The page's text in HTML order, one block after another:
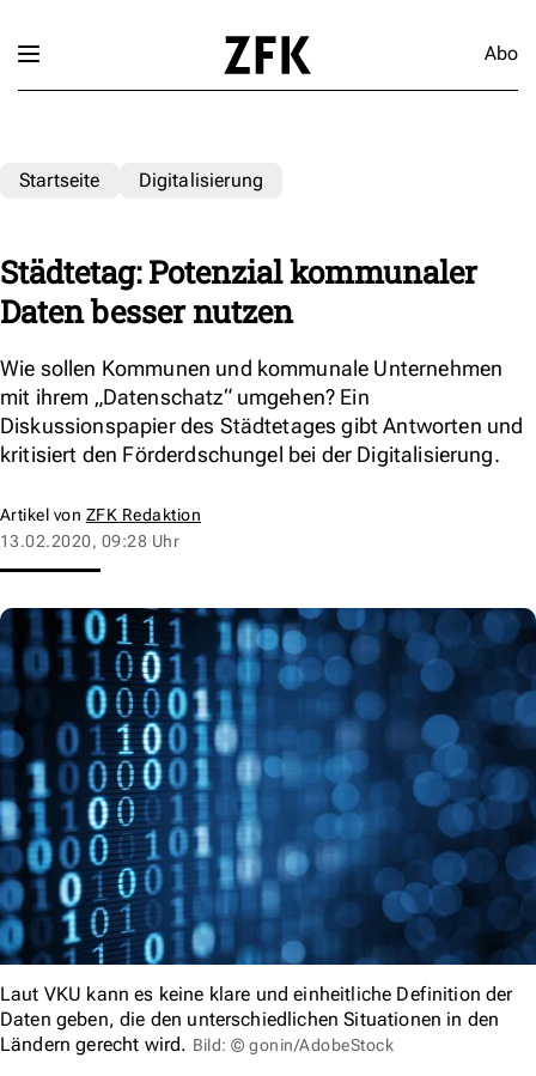
Abo
Startseite Digitalisierung
Städtetag: Potenzial kommunaler
Daten besser nutzen
Wie sollen Kommunen und kommunale Unternehmen
mit ihrem „Datenschatz“ umgehen? Ein
Diskussionspapier des Städtetages gibt Antworten und
kritisiert den Förderdschungel bei der Digitalisierung.
Artikel von ZFK Redaktion
13.02.2020, 09:28 Uhr
Laut VKU kann es keine klare und einheitliche Definition der
Daten geben, die den unterschiedlichen Situationen in den
Ländern gerecht wird. Bild: © gonin/AdobeStock